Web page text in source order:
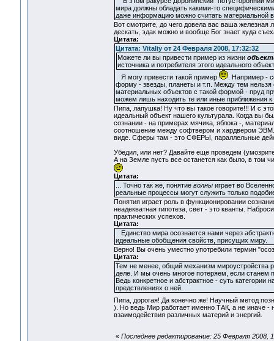
мира должны обладать какими-то
даже информацию можно считать материальной в
Вот смотрите, до чего довела вас ваша железная
дескать, эдак можно и вообще Бог знает куда
Цитата:
Цитата: Vitaliy от 24 Февраля 2008, 17:32:32
Можете ли вы привести пример из жизни
источника и потребителя этого идеального
Я могу привести такой пример
. Например -
форму - звезды, планеты и т.п. Между тем нельзя
материальных объектов с такой формой - пруд
можем лишь находить те или иные приближения
Пипа, лапушка! Ну что вы такое говорите!!! И с
идеальный объект нашего культурала. Когда вы
сознании - на примерах мячика, яблока -,
соотношение между софтвером и хардвером
виде. Сферы там - это СФЕРЫ, параллельные
Убедил, или нет? Давайте еще проведем
А на Земле пусть все останется как было, в том
Цитата:
... Точно так же, понятие волныиграет во
реальные процессы могут служить только
Понятия играет роль в функционировании
неадекватная гипотеза, свет - это кванты.
практических успехов.
Цитата:
Единство мира осознается нами через
идеальные обобщения свойств, присущих миру.
Верно! Вы очень уместно употребили термин
Цитата:
Тем не менее, общий механизм мироустройства
деле. И мы очень многое потеряем, если станем
Ведь конкретное и абстрактное - суть
предствлениях о ней.
Пипа, дорогая! Да конечно же! Научный метод
). Но ведь Мир работает именно ТАК, а не иначе -
взаимодействия различных материй и энергий.
« Последнее редактирование: 25 Февраля 2008,